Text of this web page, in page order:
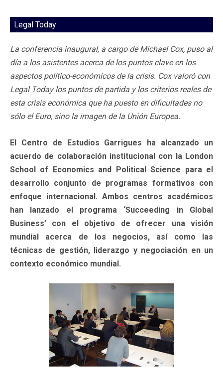
Legal Today
La conferencia inaugural, a cargo de Michael Cox, puso al
día a los asistentes acerca de los puntos clave en los
aspectos político-económicos de la crisis. Cox valoró con
Legal Today los puntos de partida y los criterios reales de
esta crisis económica que ha puesto en dificultades no
sólo el Euro, sino la imagen de la Unión Europea.
El Centro de Estudios Garrigues ha alcanzado un
acuerdo de colaboración institucional con la London
School of Economics and Political Science para el
desarrollo conjunto de programas formativos con
enfoque internacional. Ambos centros académicos
han lanzado el programa ‘Succeeding in Global
Business’ con el objetivo de ofrecer una visión
mundial acerca de los negocios, así como las
técnicas de gestión, liderazgo y negociación en un
contexto económico mundial.